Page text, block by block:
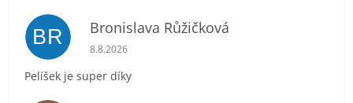
BR Bronislava Růžičková
Hodnocení obchodu je 5 z 5 hvězdiček.
8.8.2026
Pelíšek je super díky